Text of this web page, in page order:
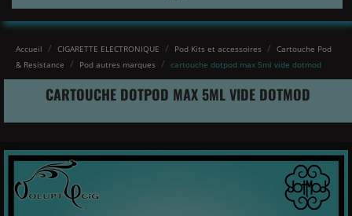
Accueil CIGARETTE ELECTRONIQUE Pod Kits et accessoires
Cartouche Pod
& Resistance
Pod autres marques cartouche dotpod max 5ml vide dotmod
CARTOUCHE DOTPOD MAX 5ML VIDE DOTMOD